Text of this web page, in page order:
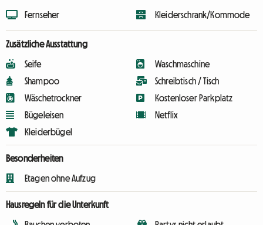
Fernseher Kleiderschrank/Kommode
Zusätzliche Ausstattung
Seife
Shampoo
Wäschetrockner
Bügeleisen
Kleiderbügel
Waschmaschine
Schreibtisch / Tisch
Kostenloser Parkplatz
Netflix
Besonderheiten
Etagen ohne Aufzug
Hausregeln für die Unterkunft